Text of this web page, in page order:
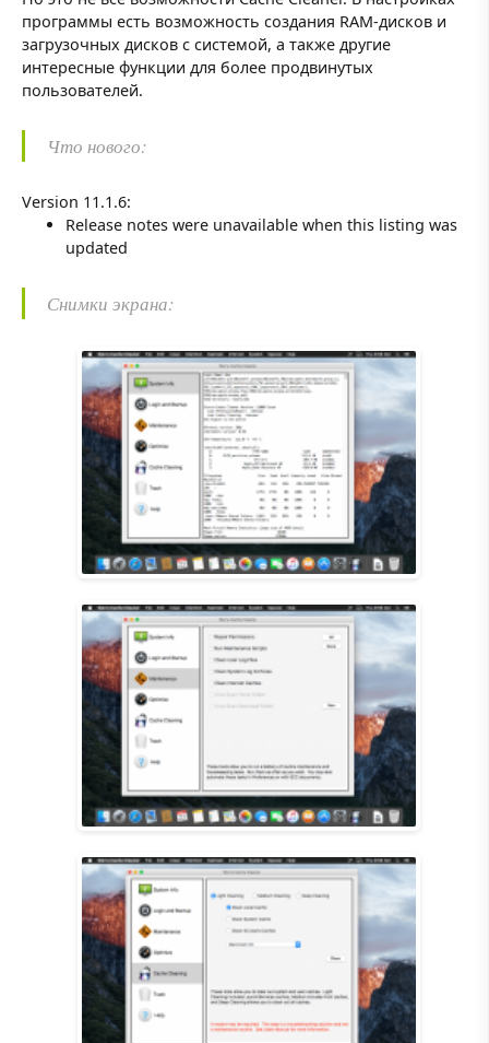
программы есть возможность создания RAM-дисков и
загрузочных дисков с системой, а также другие
интересные функции для более продвинутых
пользователей.
Что нового:
Version 11.1.6:
Release notes were unavailable when this listing was
updated
Снимки экрана: